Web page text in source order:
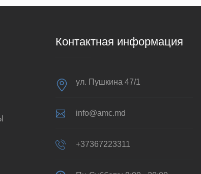
Контактная информация
ул. Пушкина 47/1
info@amc.md
+37367223311